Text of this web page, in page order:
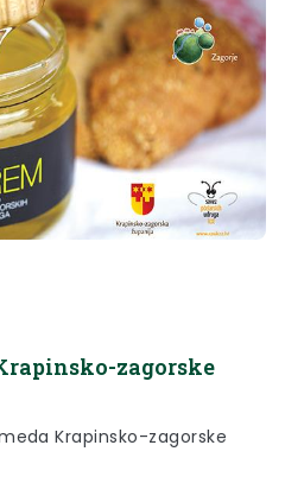
zagorske
Krapinsko-zagorske